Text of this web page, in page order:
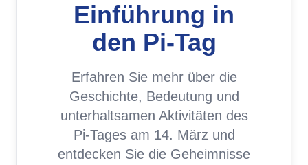
Einführung in
den Pi-Tag
Erfahren Sie mehr über die
Geschichte, Bedeutung und
unterhaltsamen Aktivitäten des
Pi-Tages am 14. März und
entdecken Sie die Geheimnisse